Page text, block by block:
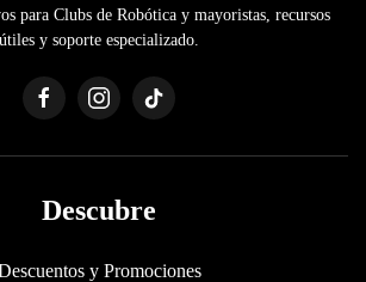
para Clubs de Robótica y mayoristas, recursos
útiles y soporte especializado.
Descubre
y Promociones